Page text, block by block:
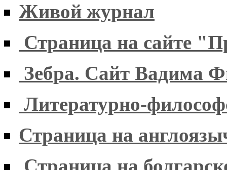
Живой журнал
Страница на сайте
Зебра. Сайт Вадима
Литературно-
Страница на